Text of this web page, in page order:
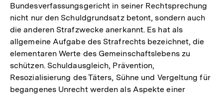
Bundesverfassungsgericht in seiner Rechtsprechung
nicht nur den Schuldgrundsatz betont, sondern auch
die anderen Strafzwecke anerkannt. Es hat als
allgemeine Aufgabe des Strafrechts bezeichnet, die
elementaren Werte des Gemeinschaftslebens zu
schützen. Schuldausgleich, Prävention,
Resozialisierung des Täters, Sühne und Vergeltung für
begangenes Unrecht werden als Aspekte einer